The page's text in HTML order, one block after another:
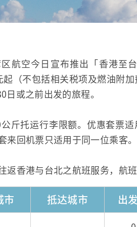
航空今日宣布推出「香港至
（不包括相关税项及燃油附
或之前出发的旅程。
斤托运行李限额。优惠套票
回机票只适用于同一位乘客。
香港与台北之航班服务，航班
市 抵达城市 出